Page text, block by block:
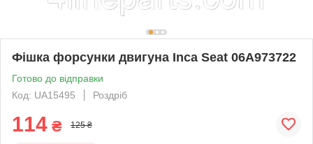
Фішка форсунки двигуна Inca Seat 06A973722
Готово до відправки
Код: UA15495
Роздріб
114 ₴ 125 ₴